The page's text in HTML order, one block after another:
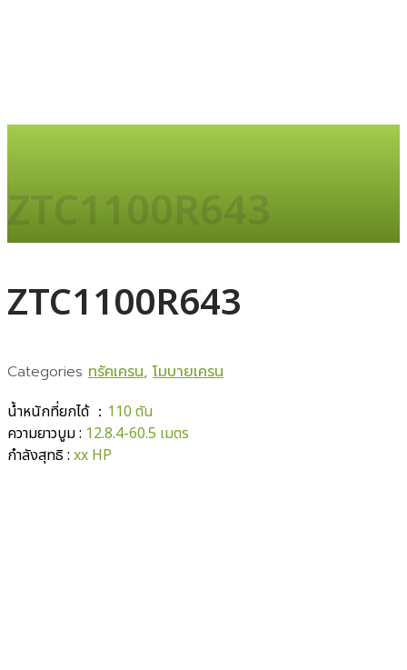
ZTC1100R643
ZTC1100R643
Categories ทรัคเครน, โมบายเครน
น้ำหนักที่ยกได้ ： 110 ตัน
ความยาวบูม : 12.8.4-60.5 เมตร
กำลังสุทธิ : xx HP